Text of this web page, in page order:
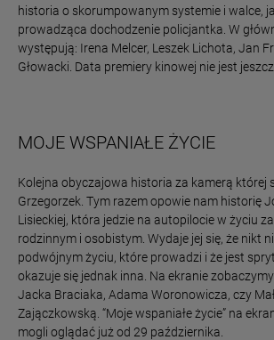
historia o skorumpowanym systemie i walce,
prowadząca dochodzenie policjantka. W
występują: Irena Melcer, Leszek Lichota, Jan
Głowacki. Data premiery kinowej nie jest
MOJE WSPANIAŁE ŻYCIE
Kolejna obyczajowa historia za kamerą której
Grzegorzek. Tym razem opowie nam historię
Lisieckiej, która jedzie na autopilocie w życiu
rodzinnym i osobistym. Wydaje jej się, że nikt
podwójnym życiu, które prowadzi i że jest
okazuje się jednak inna. Na ekranie
Jacka Braciaka, Adama Woronowicza, czy
Zajączkowską. “Moje wspaniałe życie” na
mogli oglądać już od 29 października.